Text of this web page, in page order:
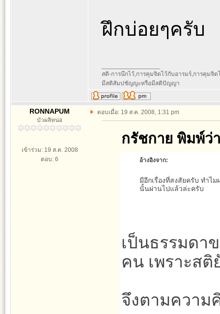
ฝึกบ่อยๆครับ
สติ-การนึกไว้,การคุมจิตไว้กับอารมร์,การคุมจิ
มีสติสัมปชัญญะหรือมีสติปัญญา
RONNAPUM
บัวผลิหน่อ
เข้าร่วม: 19 ส.ค. 2008
ตอบ: 6
ตอบเมื่อ: 19 ส.ค. 2008, 1:31 pm
กรัชกาย พิมพ์ว่
อ้างอิงจาก:
มีอีกเรื่องที่สงสัยครับ ทำไ
นั้นผ่านไปแล้วล่ะครับ
เป็นธรรมดา
คน เพราะสติ
จึงตามควา